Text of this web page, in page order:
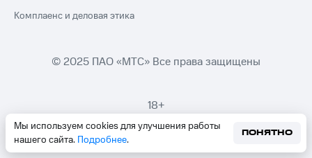
Мы используем cookies для улучшения работы
нашего сайта. Подробнее.
ПОНЯТНО
Комплаенс и деловая этика
© 2025 ПАО «МТС» Все права защищены
18+